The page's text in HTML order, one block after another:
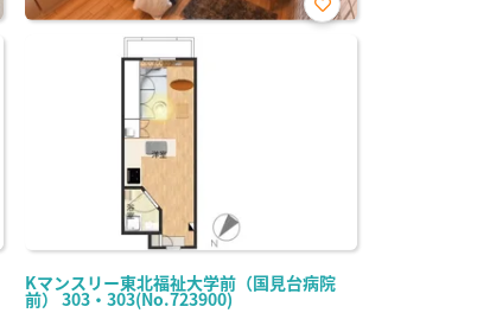
Kマンスリー東北福祉大学前（国見台病院
前） 303・303(No.723900)
お気